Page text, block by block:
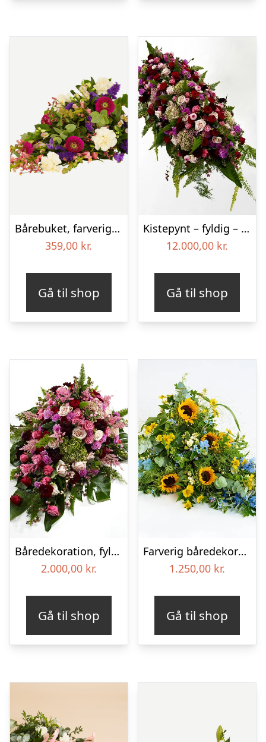
Bårebuket, farverig (Floristens kreative valg)
359,00 kr.
Gå til shop
Kistepynt – fyldig – Blomster til begravelse
12.000,00 kr.
Gå til shop
Båredekoration, fyldig – Blomster til begravelse
2.000,00 kr.
Gå til shop
Farverig båredekoration i gul og blå – Blomster til begravelse
1.250,00 kr.
Gå til shop